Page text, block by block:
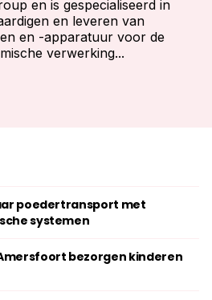
en is gespecialiseerd in
en leveren van
en -apparatuur voor de
verwerking...
poedertransport met
systemen
bezorgen kinderen